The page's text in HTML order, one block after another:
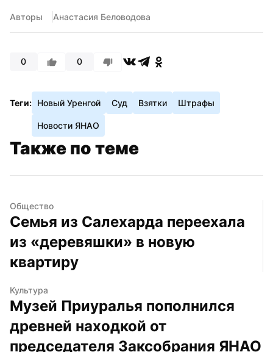
Авторы Анастасия Беловодова
0 0
Теги: Новый Уренгой Суд Взятки Штрафы
Новости ЯНАО
Также по теме
Общество
Семья из Салехарда переехала
из «деревяшки» в новую
квартиру
Культура
Музей Приуралья пополнился
древней находкой от
председателя Заксобрания ЯНАО